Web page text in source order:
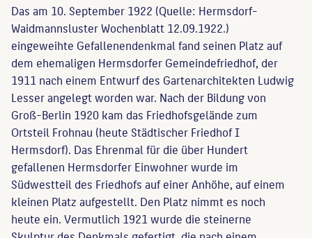
Das am 10. September 1922 (Quelle: Hermsdorf-
Waidmannsluster Wochenblatt 12.09.1922.)
eingeweihte Gefallenendenkmal fand seinen Platz auf
dem ehemaligen Hermsdorfer Gemeindefriedhof, der
1911 nach einem Entwurf des Gartenarchitekten Ludwig
Lesser angelegt worden war. Nach der Bildung von
Groß-Berlin 1920 kam das Friedhofsgelände zum
Ortsteil Frohnau (heute Städtischer Friedhof I
Hermsdorf). Das Ehrenmal für die über Hundert
gefallenen Hermsdorfer Einwohner wurde im
Südwestteil des Friedhofs auf einer Anhöhe, auf einem
kleinen Platz aufgestellt. Den Platz nimmt es noch
heute ein. Vermutlich 1921 wurde die steinerne